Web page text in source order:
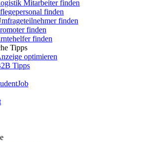
Mitarbeiter finden
finden
finden
finden
finden
Tipps
optimieren
Tipps